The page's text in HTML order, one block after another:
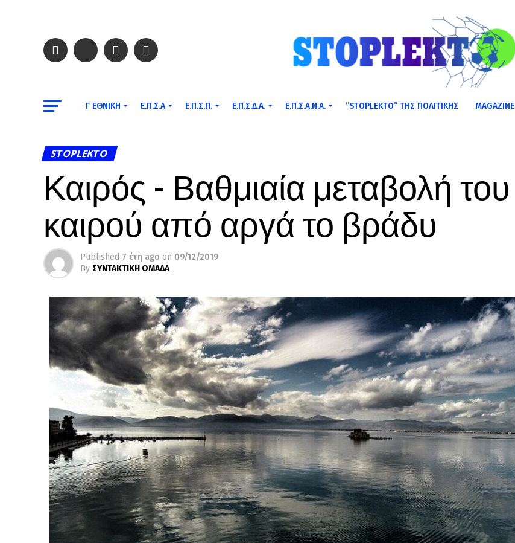
Γ ΕΘΝΙΚΉ Ε.Π.Σ.Α Ε.Π.Σ.Π. Ε.Π.Σ.Δ.Α. Ε.Π.Σ.Α.Ν.Α. ”STOPLEKTO” ΤΗΣ ΠΟΛΙΤΙΚΗΣ MAGAZINE
STOPLEKTO
Καιρός – Βαθμιαία μεταβολή του
καιρού από αργά το βράδυ
Published 7 έτη ago on 09/12/2019
By ΣΥΝΤΑΚΤΙΚΗ ΟΜΑΔΑ